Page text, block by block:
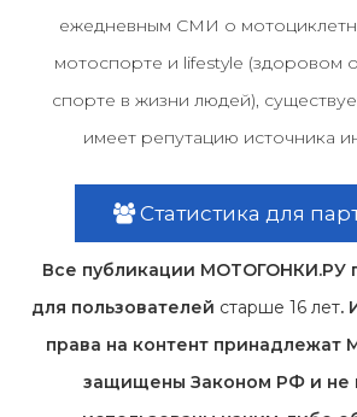
ежедневным СМИ о
мотоспорте и lifestyle (здоровом
спорте в жизни людей),
имеет репутацию источника
Статистика для
Все публикации МОТОГОНКИ.РУ
для пользователей старше 16 лет.
права на контент
защищены Законом РФ и не